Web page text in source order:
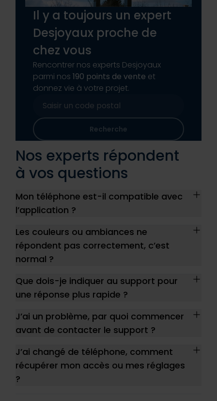
Il y a toujours un expert
Desjoyaux proche de
chez vous
Rencontrer nos experts Desjoyaux
parmi nos 190 points de vente et
donnez vie à votre projet.
Recherche
Nos experts répondent
à vos questions
Mon téléphone est-il compatible avec
l’application ?
Les couleurs ou ambiances ne
répondent pas correctement, c’est
normal ?
Que dois-je indiquer au support pour
une réponse plus rapide ?
J’ai un problème, par quoi commencer
avant de contacter le support ?
J’ai changé de téléphone, comment
récupérer mon accès ou mes réglages
?